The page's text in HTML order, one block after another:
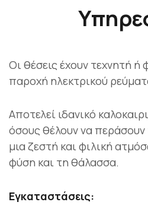
Οι θέσεις έχουν τεχνητή ή
παροχή ηλεκτρικού
Αποτελεί ιδανικό
όσους θέλουν να περάσουν
μια ζεστή και φιλική
φύση και τη θάλασσα.
Εγκαταστάσεις: